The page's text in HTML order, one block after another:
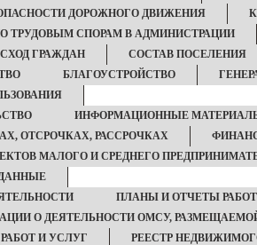
ДОРОЖНОГО ДВИЖЕНИЯ
ТРУДОВЫМ СПОРАМ В АДМИНИСТРАЦИИ
СХОД ГРАЖДАН
СОСТАВ ПОСЕЛЕНИЯ
БЛАГОУСТРОЙСТВО
ИНФОРМАЦИОННЫЕ
ОТСРОЧКАХ, РАССРОЧКАХ
МАЛОГО И СРЕДНЕГО
ПЛАНЫ И ОТЧЕТЫ
О ДЕЯТЕЛЬНОСТИ ОМСУ,
И УСЛУГ
РЕЕСТР